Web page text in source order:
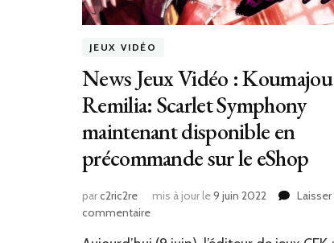
JEUX VIDÉO
News Jeux Vidéo : Koumajou
Remilia: Scarlet Symphony
maintenant disponible en
précommande sur le eShop
parc2ric2re mis à jour le9 juin 2022
Laisser
commentairesur